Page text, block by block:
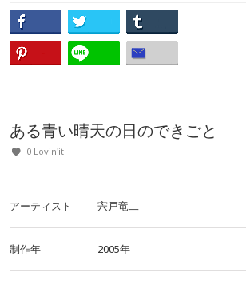
ある青い晴天の日のできごと
0 Lovin'it!
アーティスト 宍戸竜二
制作年 2005年